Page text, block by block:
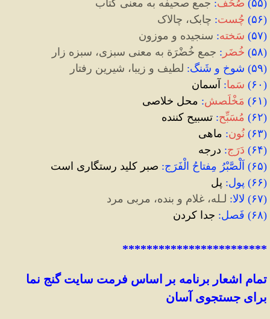
(۵۵) صُحُف: جمع صحیفه به معنی کتاب
(۵۶) چُست: چابک، چالاک
(۵۷) سَخته: سنجیده و موزون
(۵۸) خُضَر : جمع خُضْرَة به معنی سبزی، سبزه زار
(۵۹) شوخ و شَنگ: لطیف و زیبا، شیرین رفتار
( ۶۰) سَما: آسمان
(۶۱) مَخْلَصش: محل خلاصى
(۶۲) مُسَبِّح: تسبیح کننده
(۶۳) نُون: ماهى
(۶۴) دَرَج: درجه
(۶۵) اَلْصَّبْرُ مِفتاحُ الْفَرَج: صبر کلید رستگاری است
(۶۶) پول: پل
(۶۷) لالا: لـله، غلام و بنده، مربی مرد
(۶۸) فَصل: جدا کردن
************************
تمام اشعار برنامه بر اساس فرمت سایت گنج نما
برای جستجوی آسان